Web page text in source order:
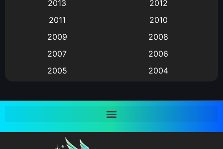
(9)
Big tits (นมใหญ่)
Bitch (ผู้หญิงร่าน)
Bondage (ทาส)(1)
2013
2012
2011
2010
2009
2008
2007
2006
2005
2004
1997